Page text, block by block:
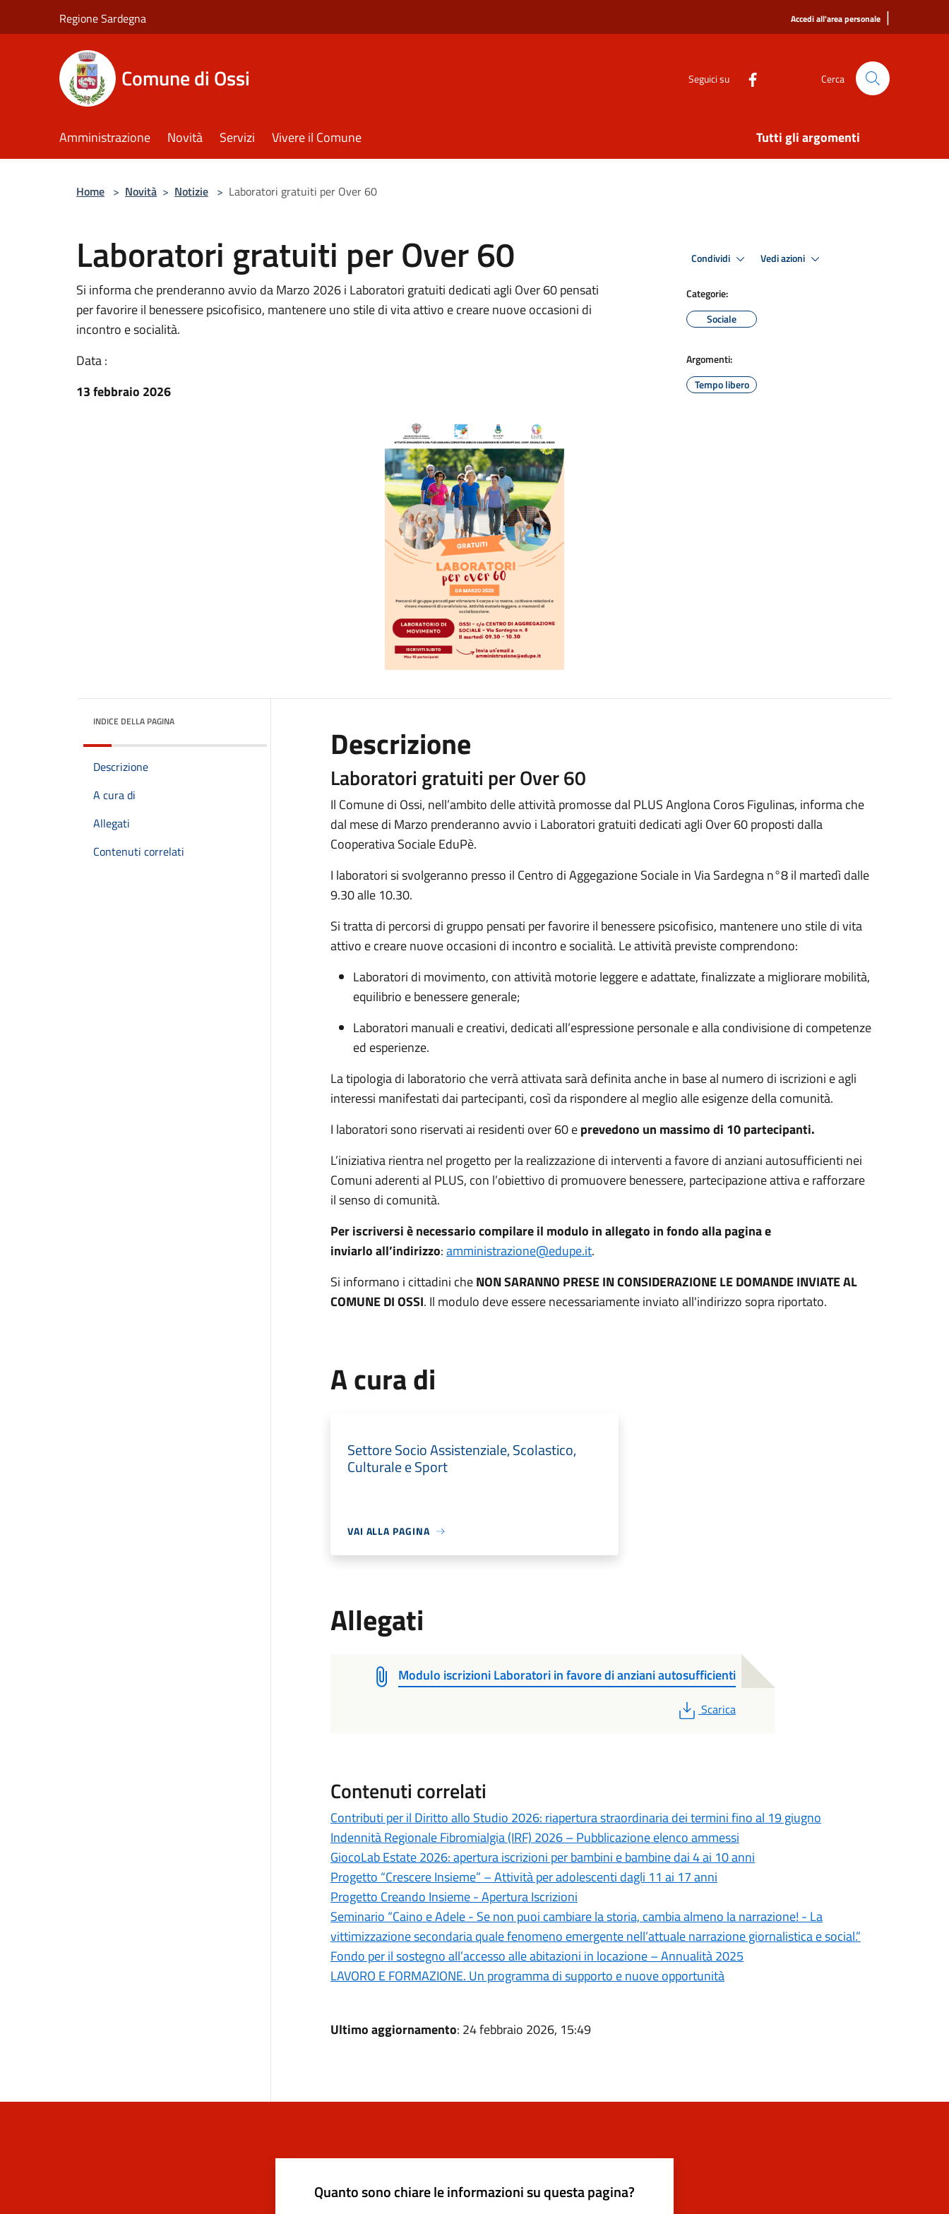
Regione Sardegna Accedi all'area personale |
Comune di Ossi Seguici su Cerca
Amministrazione Novità Servizi Vivere il Comune Tutti gli argomenti
Home > Novità > Notizie > Laboratori gratuiti per Over 60
Laboratori gratuiti per Over 60
Si informa che prenderanno avvio da Marzo 2026 i Laboratori gratuiti dedicati agli Over 60 pensati
per favorire il benessere psicofisico, mantenere uno stile di vita attivo e creare nuove occasioni di
incontro e socialità.
Data :
13 febbraio 2026
Condividi Vedi azioni
Categorie:
Sociale
Argomenti:
Tempo libero
INDICE DELLA PAGINA
Descrizione
A cura di
Allegati
Contenuti correlati
Descrizione
Laboratori gratuiti per Over 60
Il Comune di Ossi, nell’ambito delle attività promosse dal PLUS Anglona Coros Figulinas, informa che
dal mese di Marzo prenderanno avvio i Laboratori gratuiti dedicati agli Over 60 proposti dalla
Cooperativa Sociale EduPè.
I laboratori si svolgeranno presso il Centro di Aggegazione Sociale in Via Sardegna n°8 il martedì dalle
9.30 alle 10.30.
Si tratta di percorsi di gruppo pensati per favorire il benessere psicofisico, mantenere uno stile di vita
attivo e creare nuove occasioni di incontro e socialità. Le attività previste comprendono:
Laboratori di movimento, con attività motorie leggere e adattate, finalizzate a migliorare mobilità,
equilibrio e benessere generale;
Laboratori manuali e creativi, dedicati all’espressione personale e alla condivisione di competenze
ed esperienze.
La tipologia di laboratorio che verrà attivata sarà definita anche in base al numero di iscrizioni e agli
interessi manifestati dai partecipanti, così da rispondere al meglio alle esigenze della comunità.
I laboratori sono riservati ai residenti over 60 eprevedono un massimo di 10 partecipanti.
L’iniziativa rientra nel progetto per la realizzazione di interventi a favore di anziani autosufficienti nei
Comuni aderenti al PLUS, con l’obiettivo di promuovere benessere, partecipazione attiva e rafforzare
il senso di comunità.
Per iscriversi è necessario compilare il modulo in allegato in fondo alla pagina e
inviarlo all’indirizzo:amministrazione@edupe.it.
Si informano i cittadini cheNON SARANNO PRESE IN CONSIDERAZIONE LE DOMANDE INVIATE AL
COMUNE DI OSSI. Il modulo deve essere necessariamente inviato all'indirizzo sopra riportato.
A cura di
Settore Socio Assistenziale, Scolastico,
Culturale e Sport
VAI ALLA PAGINA
Allegati
Modulo iscrizioni Laboratori in favore di anziani autosufficienti
PDF
Scarica
Contenuti correlati
Contributi per il Diritto allo Studio 2026: riapertura straordinaria dei termini fino al 19 giugno
Indennità Regionale Fibromialgia (IRF) 2026 – Pubblicazione elenco ammessi
GiocoLab Estate 2026: apertura iscrizioni per bambini e bambine dai 4 ai 10 anni
Progetto “Crescere Insieme” – Attività per adolescenti dagli 11 ai 17 anni
Progetto Creando Insieme - Apertura Iscrizioni
Seminario “Caino e Adele - Se non puoi cambiare la storia, cambia almeno la narrazione! - La
vittimizzazione secondaria quale fenomeno emergente nell’attuale narrazione giornalistica e social.”
Fondo per il sostegno all’accesso alle abitazioni in locazione – Annualità 2025
LAVORO E FORMAZIONE. Un programma di supporto e nuove opportunità
Ultimo aggiornamento: 24 febbraio 2026, 15:49
Quanto sono chiare le informazioni su questa pagina?